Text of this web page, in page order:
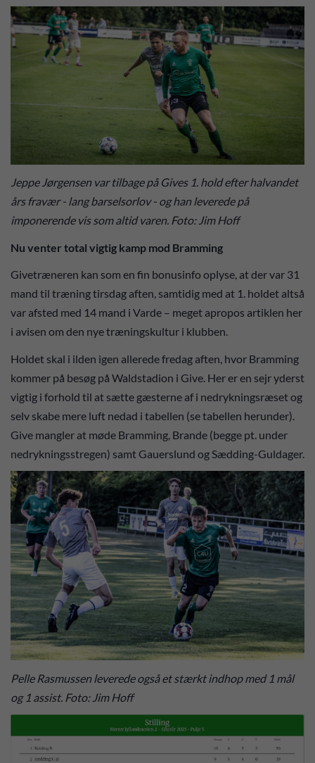
Jeppe Jørgensen var tilbage på Gives 1. hold efter halvandet
års fravær - lang barselsorlov - og han leverede på
imponerende vis som altid varen. Foto: Jim Hoff
Nu venter total vigtig kamp mod Bramming
Givetræneren kan som en fin bonusinfo oplyse, at der var 31
mand til træning tirsdag aften, samtidig med at 1. holdet altså
var afsted med 14 mand i Varde – meget apropos artiklen her
i avisen om den nye træningskultur i klubben.
Holdet skal i ilden igen allerede fredag aften, hvor Bramming
kommer på besøg på Waldstadion i Give. Her er en sejr yderst
vigtig i forhold til at sætte gæsterne af i nedrykningsræset og
selv skabe mere luft nedad i tabellen (se tabellen herunder).
Give mangler at møde Bramming, Brande (begge pt. under
nedrykningsstregen) samt Gauerslund og Sædding-Guldager.
Pelle Rasmussen leverede også et stærkt indhop med 1 mål
og 1 assist. Foto: Jim Hoff